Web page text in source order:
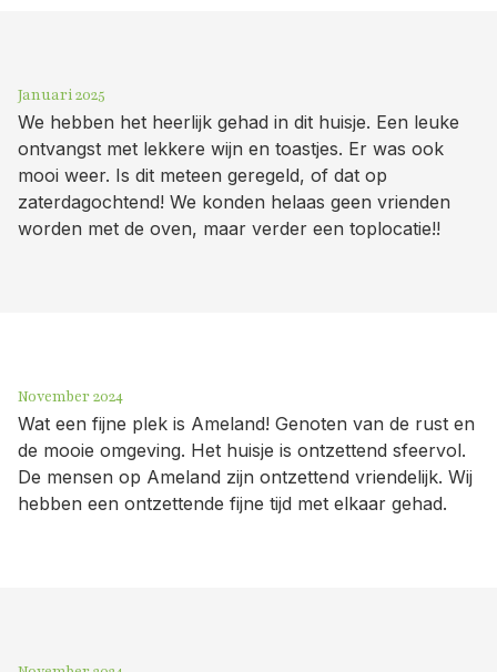
Januari 2025
We hebben het heerlijk gehad in dit huisje. Een leuke
ontvangst met lekkere wijn en toastjes. Er was ook
mooi weer. Is dit meteen geregeld, of dat op
zaterdagochtend! We konden helaas geen vrienden
worden met de oven, maar verder een toplocatie!!
November 2024
Wat een fijne plek is Ameland! Genoten van de rust en
de mooie omgeving. Het huisje is ontzettend sfeervol.
De mensen op Ameland zijn ontzettend vriendelijk. Wij
hebben een ontzettende fijne tijd met elkaar gehad.